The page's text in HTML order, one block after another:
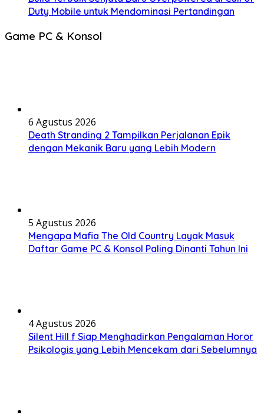
Duty Mobile untuk Mendominasi Pertandingan
Game PC & Konsol
6 Agustus 2026
Death Stranding 2 Tampilkan Perjalanan Epik
dengan Mekanik Baru yang Lebih Modern
5 Agustus 2026
Mengapa Mafia The Old Country Layak Masuk
Daftar Game PC & Konsol Paling Dinanti Tahun Ini
4 Agustus 2026
Silent Hill f Siap Menghadirkan Pengalaman Horor
Psikologis yang Lebih Mencekam dari Sebelumnya